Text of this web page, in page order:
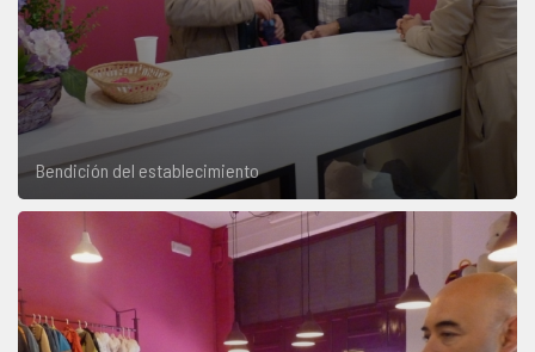
Bendición del establecimiento